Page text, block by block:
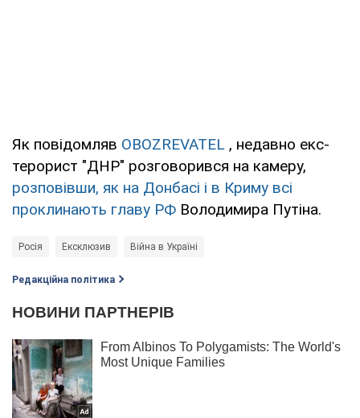
Як повідомляв OBOZREVATEL , недавно екс-
терорист "ДНР" розговорився на камеру,
розповівши, як на Донбасі і в Криму всі
проклинають главу РФ Володимира Путіна.
Росія Ексклюзив Війна в Україні
Редакційна політика